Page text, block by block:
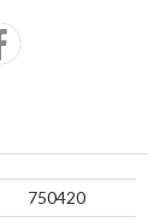
750420